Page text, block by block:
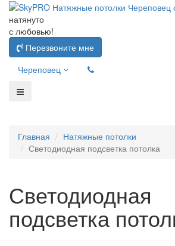
натянуто
с любовью!
Перезвоните мне
Череповец
Главная
Натяжные потолки
Светодиодная подсветка потолка
Светодиодная
подсветка